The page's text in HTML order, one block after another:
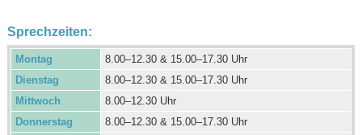
Sprechzeiten:
Montag
8.00–12.30 & 15.00–17.30 Uhr
Dienstag
8.00–12.30 & 15.00–17.30 Uhr
Mittwoch
8.00–12.30 Uhr
Donnerstag
8.00–12.30 & 15.00–17.30 Uhr